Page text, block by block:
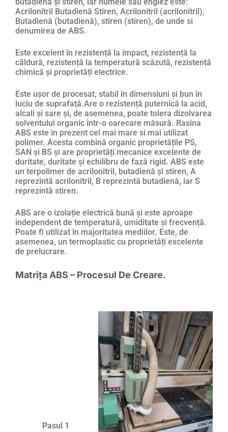
Acrilonitril Butadienă Stiren, Acrilonitril (acrilonitril),
Butadienă (butadienă), stiren (stiren), de unde si
denumirea de ABS.
Este excelent în rezistență la impact, rezistență la
căldură, rezistență la temperatură scăzută, rezistență
chimică și proprietăți electrice.
Este ușor de procesat, stabil în dimensiuni și bun în
luciu de suprafață.Are o rezistență puternică la acid,
alcali și sare și, de asemenea, poate tolera dizolvarea
solventului organic într-o oarecare măsură. Rasina
ABS este in prezent cel mai mare si mai utilizat
polimer. Acesta combină organic proprietățile PS,
SAN și BS și are proprietăți mecanice excelente de
duritate, duritate și echilibru de fază rigid. ABS este
un terpolimer de acrilonitril, butadienă și stiren, A
reprezintă acrilonitril, B reprezintă butadienă, iar S
reprezintă stiren.
ABS are o izolație electrică bună și este aproape
independent de temperatură, umiditate și frecvență.
Poate fi utilizat în majoritatea mediilor. Este, de
asemenea, un termoplastic cu proprietăți excelente
de prelucrare.
Matrița ABS – Procesul De Creare.
Pasul 1